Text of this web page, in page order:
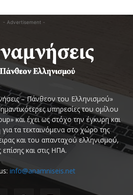
- Advertisement -
– Πάνθεον του Ελληνισμού»
υπηρεσίες του ομίλου
και έχει ως στόχο την έγκυρη και
τα τεκταινόμενα στο χώρο της
και του απανταχού ελληνισμού,
και στις ΗΠΑ.
info@anamniseis.net